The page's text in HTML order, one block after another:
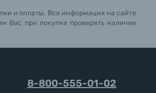
и оплаты. Вся информация на сайте
Вас при покупке проверять наличие
8-800-555-01-02